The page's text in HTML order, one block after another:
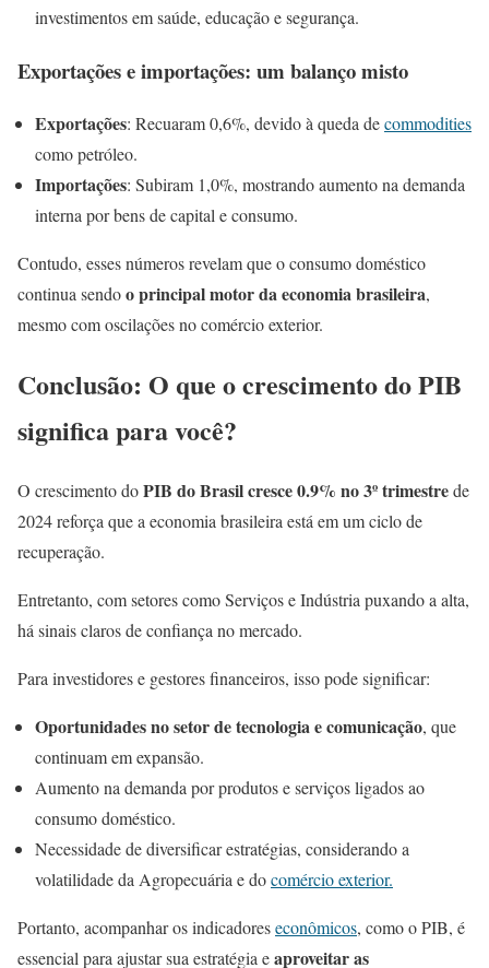
investimentos em saúde, educação e segurança.
Exportações e importações: um balanço misto
Exportações: Recuaram 0,6%, devido à queda decommodities
como petróleo.
Importações: Subiram 1,0%, mostrando aumento na demanda
interna por bens de capital e consumo.
Contudo, esses números revelam que o consumo doméstico
continua sendoo principal motor da economia brasileira,
mesmo com oscilações no comércio exterior.
Conclusão: O que o crescimento do PIB
significa para você?
O crescimento doPIB do Brasil cresce 0.9% no 3º trimestrede
2024 reforça que a economia brasileira está em um ciclo de
recuperação.
Entretanto, com setores como Serviços e Indústria puxando a alta,
há sinais claros de confiança no mercado.
Para investidores e gestores financeiros, isso pode significar:
Oportunidades no setor de tecnologia e comunicação, que
continuam em expansão.
Aumento na demanda por produtos e serviços ligados ao
consumo doméstico.
Necessidade de diversificar estratégias, considerando a
volatilidade da Agropecuária e docomércio exterior.
Portanto, acompanhar os indicadoreseconômicos, como o PIB, é
essencial para ajustar sua estratégia eaproveitar as